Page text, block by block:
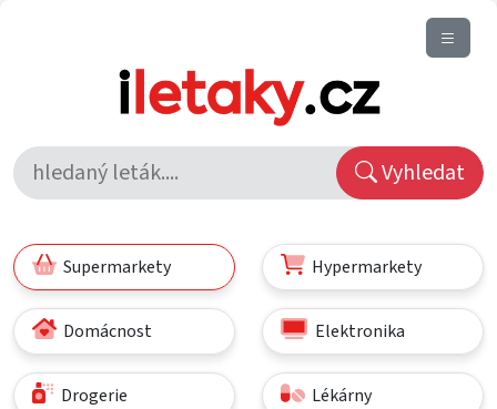
Vyhledat
Supermarkety Hypermarkety
Domácnost Elektronika
Drogerie Lékárny